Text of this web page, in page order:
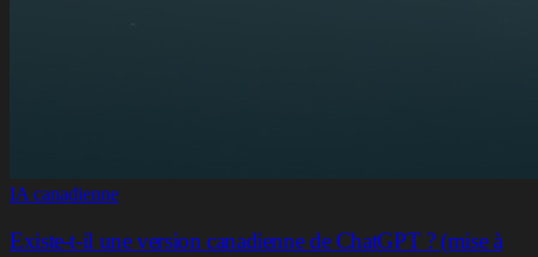
IA canadienne
Existe-t-il une version canadienne de ChatGPT ? (mise à